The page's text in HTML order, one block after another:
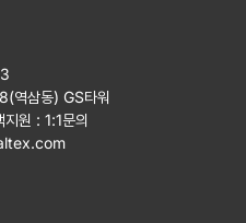
역삼동) GS타워
지원 : 1:1문의